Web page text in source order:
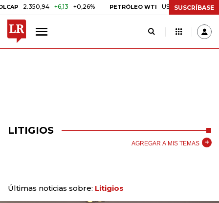
2.350,94 +6,13 +0,26% PETRÓLEO WTI US$ 78,01 US$ 2,92
SUSCRÍBASE
LITIGIOS
AGREGAR A MIS TEMAS
Últimas noticias sobre: Litigios